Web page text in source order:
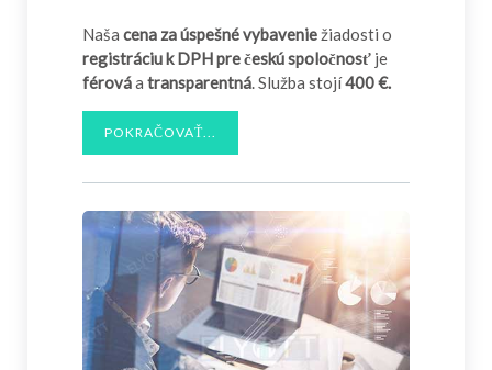
Naša cena za úspešné vybaveniežiadosti o
registráciu k DPH pre českú spoločnosť je
férováa transparentná. Služba stojí400 €.
POKRAČOVAŤ...